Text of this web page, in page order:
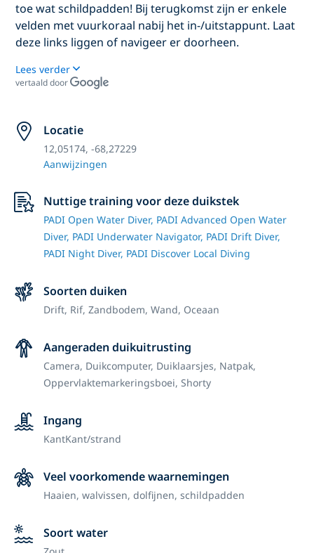
toe wat schildpadden! Bij terugkomst zijn er enkele
velden met vuurkoraal nabij het in-/uitstappunt. Laat
deze links liggen of navigeer er doorheen.
Lees verder
vertaald door
Locatie
12,05174, -68,27229
Aanwijzingen
Nuttige training voor deze duikstek
PADI Open Water Diver, PADI Advanced Open Water
Diver, PADI Underwater Navigator, PADI Drift Diver,
PADI Night Diver, PADI Discover Local Diving
Soorten duiken
Drift, Rif,Zandbodem,Wand, Oceaan
Aangeraden duikuitrusting
Camera, Duikcomputer, Duiklaarsjes, Natpak,
Oppervlaktemarkeringsboei,Shorty
Ingang
KantKant/strand
Veel voorkomende waarnemingen
Haaien, walvissen, dolfijnen, schildpadden
Soort water